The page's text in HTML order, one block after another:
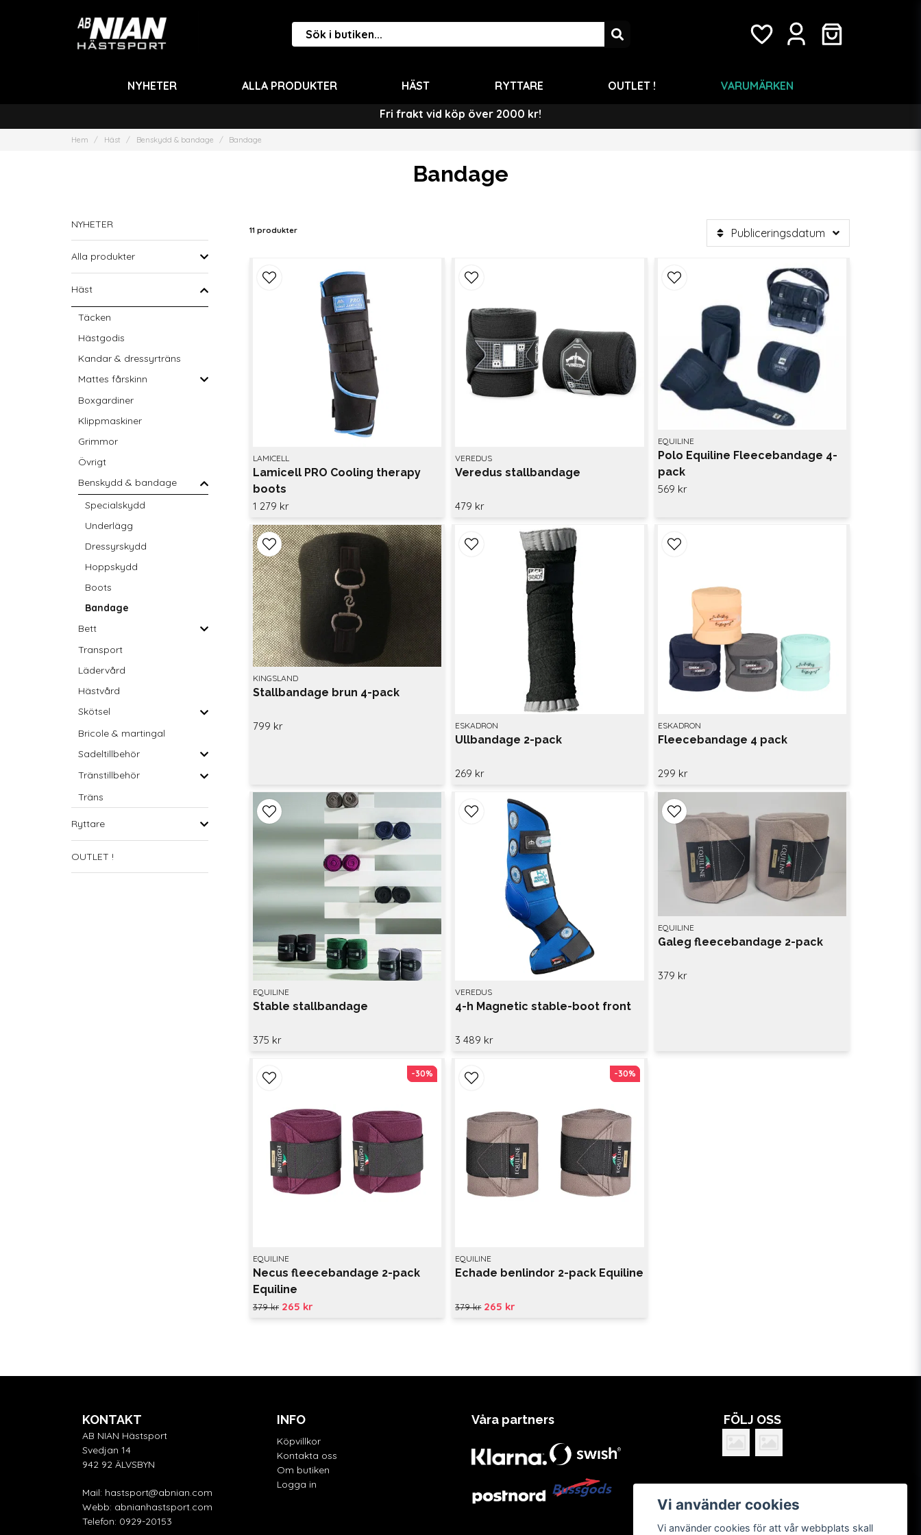
NYHETER ALLA PRODUKTER HÄST RYTTARE OUTLET ! VARUMÄRKEN
Fri frakt vid köp över 2000 kr!
Hem Häst Benskydd & bandage Bandage
Bandage
NYHETER
Alla produkter
Häst
Täcken
Hästgodis
Kandar & dressyrträns
Mattes fårskinn
Boxgardiner
Klippmaskiner
Grimmor
Övrigt
Benskydd & bandage
Specialskydd
Underlägg
Dressyrskydd
Hoppskydd
Boots
Bandage
Bett
Transport
Lädervård
Hästvård
Skötsel
Bricole & martingal
Sadeltillbehör
Tränstillbehör
Träns
Ryttare
OUTLET !
11 produkter Publiceringsdatum
LAMICELL
Lamicell PRO Cooling therapy
boots
1 279 kr
VEREDUS
Veredus stallbandage
479 kr
EQUILINE
Polo Equiline Fleecebandage 4-
pack
569 kr
KINGSLAND
Stallbandage brun 4-pack
799 kr ESKADRON
Ullbandage 2-pack
269 kr
ESKADRON
Fleecebandage 4 pack
299 kr
EQUILINE
Stable stallbandage
375 kr
VEREDUS
4-h Magnetic stable-boot front
3 489 kr
EQUILINE
Galeg fleecebandage 2-pack
379 kr
EQUILINE
Necus fleecebandage 2-pack
Equiline
379 kr 265 kr
-30%
-30%
EQUILINE
Echade benlindor 2-pack Equiline
379 kr 265 kr
-30%
-30%
KONTAKT
AB NIAN Hästsport
Svedjan 14
942 92 ÄLVSBYN
Mail: hastsport@abnian.com
Webb: abnianhastsport.com
Telefon: 0929-20153
INFO
Köpvillkor
Kontakta oss
Om butiken
Logga in
Våra partners FÖLJ OSS
Vi använder cookies
Vi använder cookies för att vår webbplats skall